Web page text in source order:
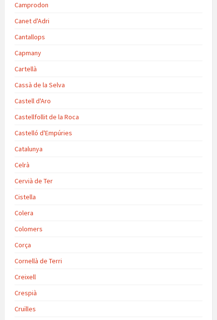
Camprodon
Canet d'Adri
Cantallops
Capmany
Cartellà
Cassà de la Selva
Castell d'Aro
Castellfollit de la Roca
Castelló d'Empúries
Catalunya
Celrà
Cervià de Ter
Cistella
Colera
Colomers
Corça
Cornellà de Terri
Creixell
Crespià
Cruïlles